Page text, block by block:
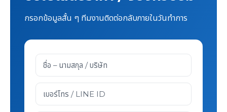
กรอกข้อมูลสั้น ๆ ทีมงานติดต่อกลับภายในวันทำการ